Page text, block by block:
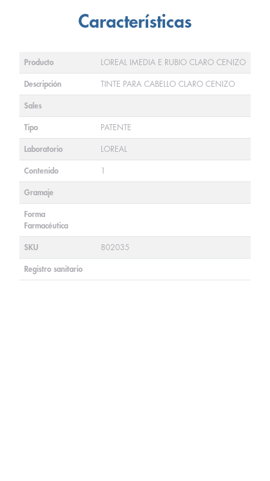
Características
Producto LOREAL IMEDIA E RUBIO CLARO CENIZO
Descripción TINTE PARA CABELLO CLARO CENIZO
Sales
Tipo PATENTE
Laboratorio LOREAL
Contenido 1
Gramaje
Forma
Farmacéutica
SKU 802035
Registro sanitario